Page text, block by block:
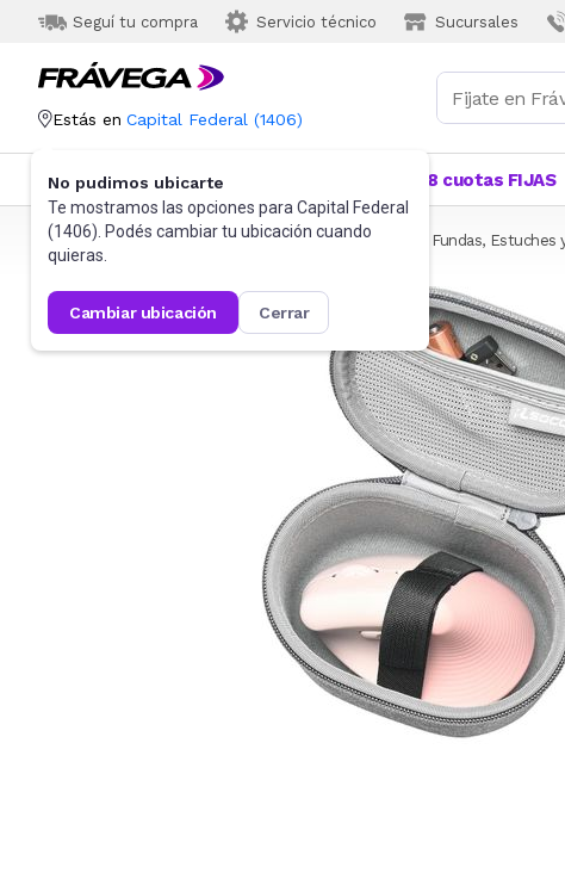
Seguí tu compra Servicio técnico Sucursales
Estás en Capital Federal (1406)
No pudimos ubicarte
Te mostramos las opciones para Capital Federal
(1406). Podés cambiar tu ubicación cuando
quieras.
cambiar ubicación cerrar
Categorías Más Vendidos 18 cuotas FIJAS
Frávega Informática Accesorios de Informática Fundas, Estuches